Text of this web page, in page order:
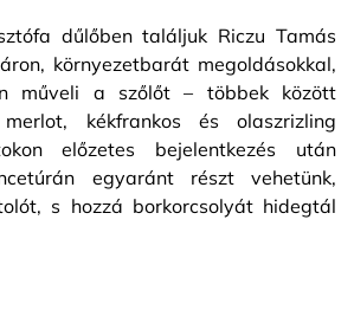
dűlőben találjuk Riczu Tamás
környezetbarát megoldásokkal,
műveli a szőlőt – többek között
kékfrankos és olaszrizling
előzetes bejelentkezés után
egyaránt részt vehetünk,
s hozzá borkorcsolyát hidegtál